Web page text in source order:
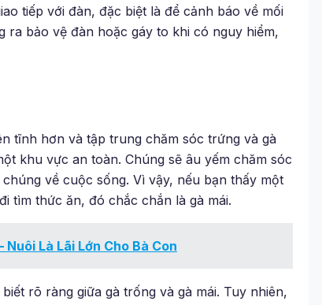
tiếp với đàn, đặc biệt là để cảnh báo về mối
ra bảo vệ đàn hoặc gáy to khi có nguy hiểm,
tĩnh hơn và tập trung chăm sóc trứng và gà
khu vực an toàn. Chúng sẽ âu yếm chăm sóc
về cuộc sống. Vì vậy, nếu bạn thấy một
tìm thức ăn, đó chắc chắn là gà mái.
Nuôi Là Lãi Lớn Cho Bà Con
rõ ràng giữa gà trống và gà mái. Tuy nhiên,